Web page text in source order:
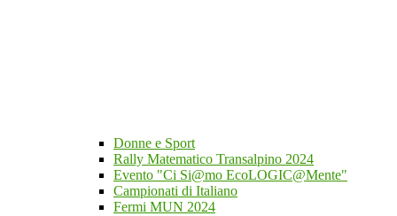
Donne e Sport
Rally Matematico Transalpino 2024
Evento "Ci Si@mo EcoLOGIC@Mente"
Campionati di Italiano
Fermi MUN 2024